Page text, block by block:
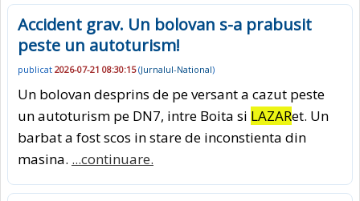
Accident grav. Un bolovan s-a prabusit
peste un autoturism!
publicat 2026-07-21 08:30:15(Jurnalul-National)
Un bolovan desprins de pe versant a cazut peste
un autoturism pe DN7, intre Boita si LAZARet. Un
barbat a fost scos in stare de inconstienta din
masina. ...continuare.